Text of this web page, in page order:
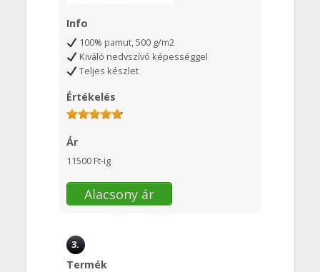
Info
100% pamut, 500 g/m2
Kiváló nedvszívó képességgel
Teljes készlet
Értékelés
Ár
11500 Ft-ig
Alacsony ár
3.
Termék